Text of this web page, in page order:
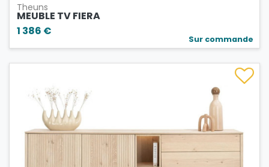
Theuns
MEUBLE TV FIERA
1 386 €
Sur commande